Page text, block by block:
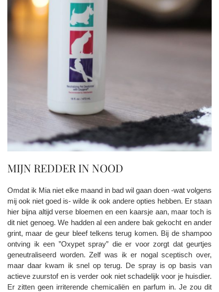
MIJN REDDER IN NOOD
Omdat ik Mia niet elke maand in bad wil gaan doen -wat volgens
mij ook niet goed is- wilde ik ook andere opties hebben. Er staan
hier bijna altijd verse bloemen en een kaarsje aan, maar toch is
dit niet genoeg. We hadden al een andere bak gekocht en ander
grint, maar de geur bleef telkens terug komen. Bij de shampoo
ontving ik een ”Oxypet spray” die er voor zorgt dat geurtjes
geneutraliseerd worden. Zelf was ik er nogal sceptisch over,
maar daar kwam ik snel op terug. De spray is op basis van
actieve zuurstof en is verder ook niet schadelijk voor je huisdier.
Er zitten geen irriterende chemicaliën en parfum in. Je zou dit